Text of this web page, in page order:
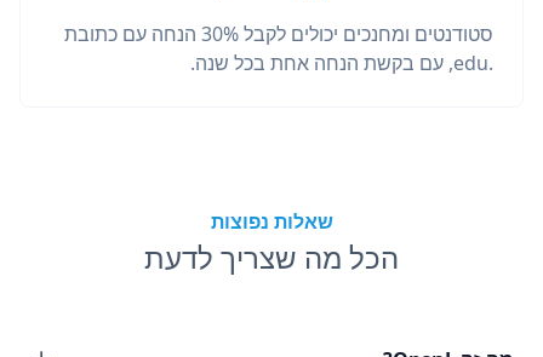
סטודנטים ומחנכים יכולים לקבל 30% הנחה עם כתובת
.edu, עם בקשת הנחה אחת בכל שנה.
שאלות נפוצות
הכל מה שצריך לדעת